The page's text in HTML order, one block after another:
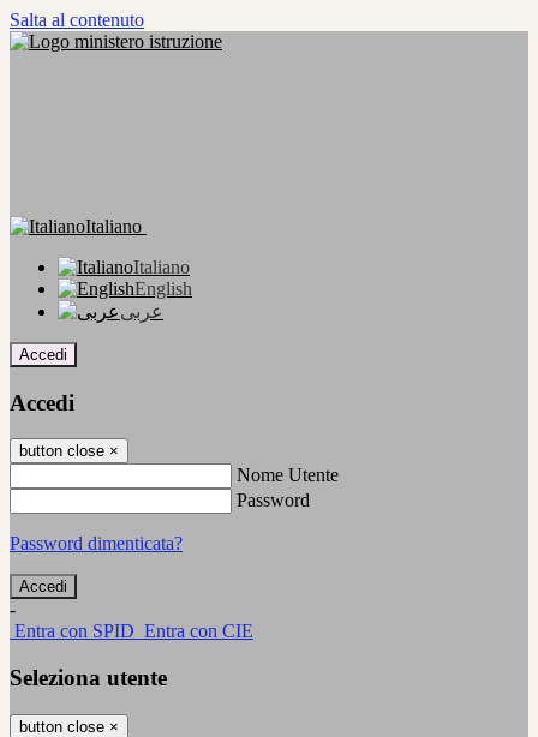
Salta al contenuto
Italiano
Italiano
English
عربى
Accedi
Accedi
button close ×
Nome Utente
Password
Password dimenticata?
-
Entra con SPID Entra con CIE
Seleziona utente
button close ×